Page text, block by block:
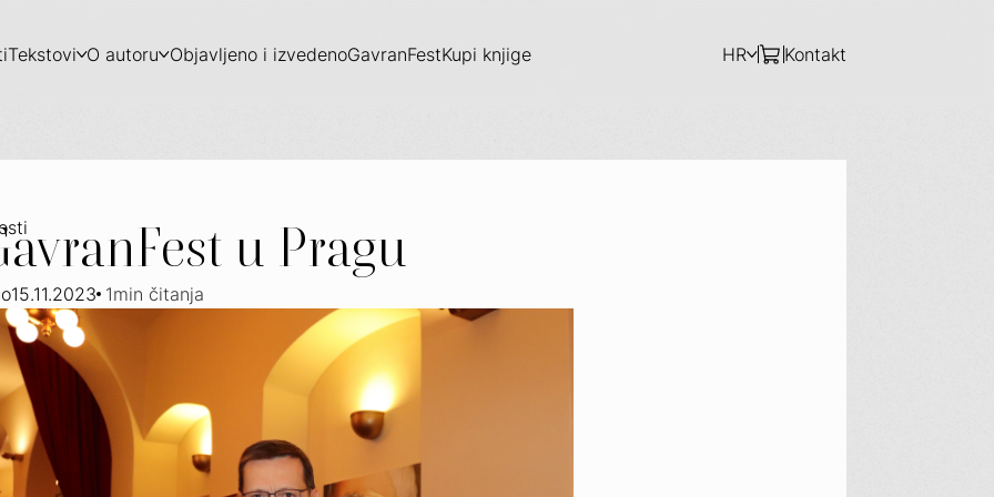
Tekstovi O autoru Objavljeno i izvedenoGavranFestKupi knjige HR Kontakt
u Pragu
15.11.2023 1min čitanja